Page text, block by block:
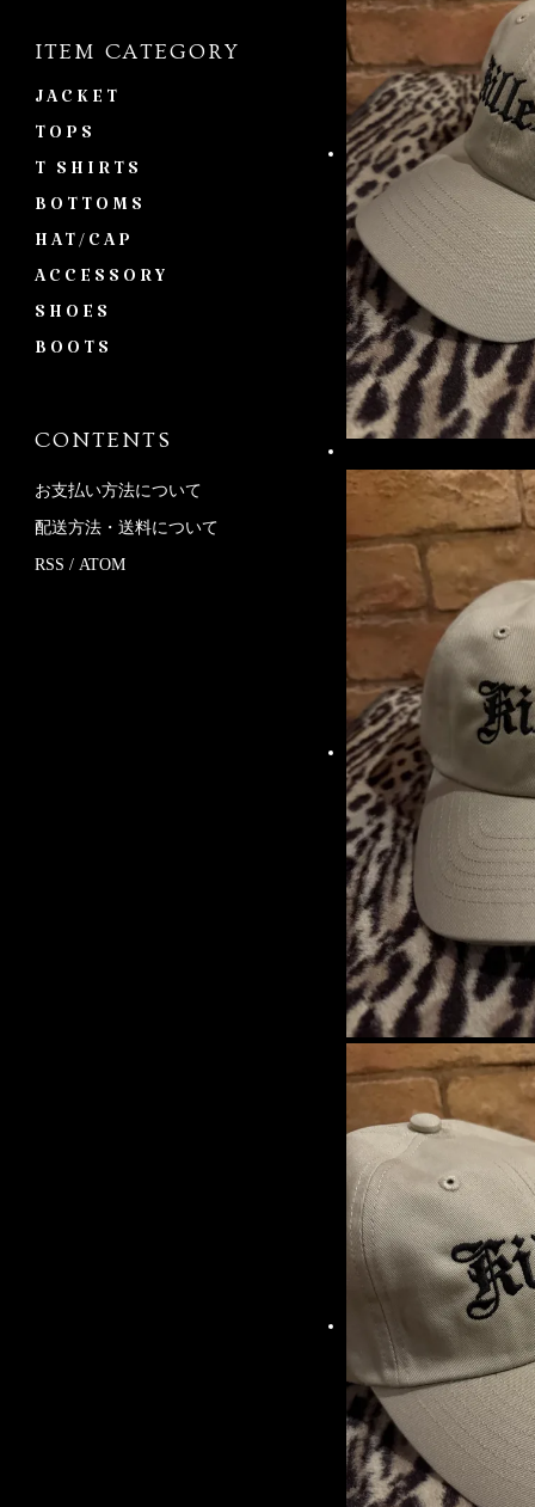
ITEM CATEGORY
JACKET
TOPS
T SHIRTS
BOTTOMS
HAT/CAP
ACCESSORY
SHOES
BOOTS
CONTENTS
お支払い方法について
配送方法・送料について
RSS / ATOM